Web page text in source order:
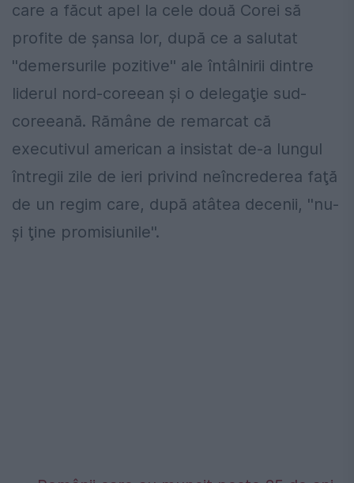
care a făcut apel la cele două Corei să
profite de şansa lor, după ce a salutat
''demersurile pozitive'' ale întâlnirii dintre
liderul nord-coreean şi o delegaţie sud-
coreeană. Rămâne de remarcat că
executivul american a insistat de-a lungul
întregii zile de ieri privind neîncrederea faţă
de un regim care, după atâtea decenii, ''nu-
şi ţine promisiunile''.